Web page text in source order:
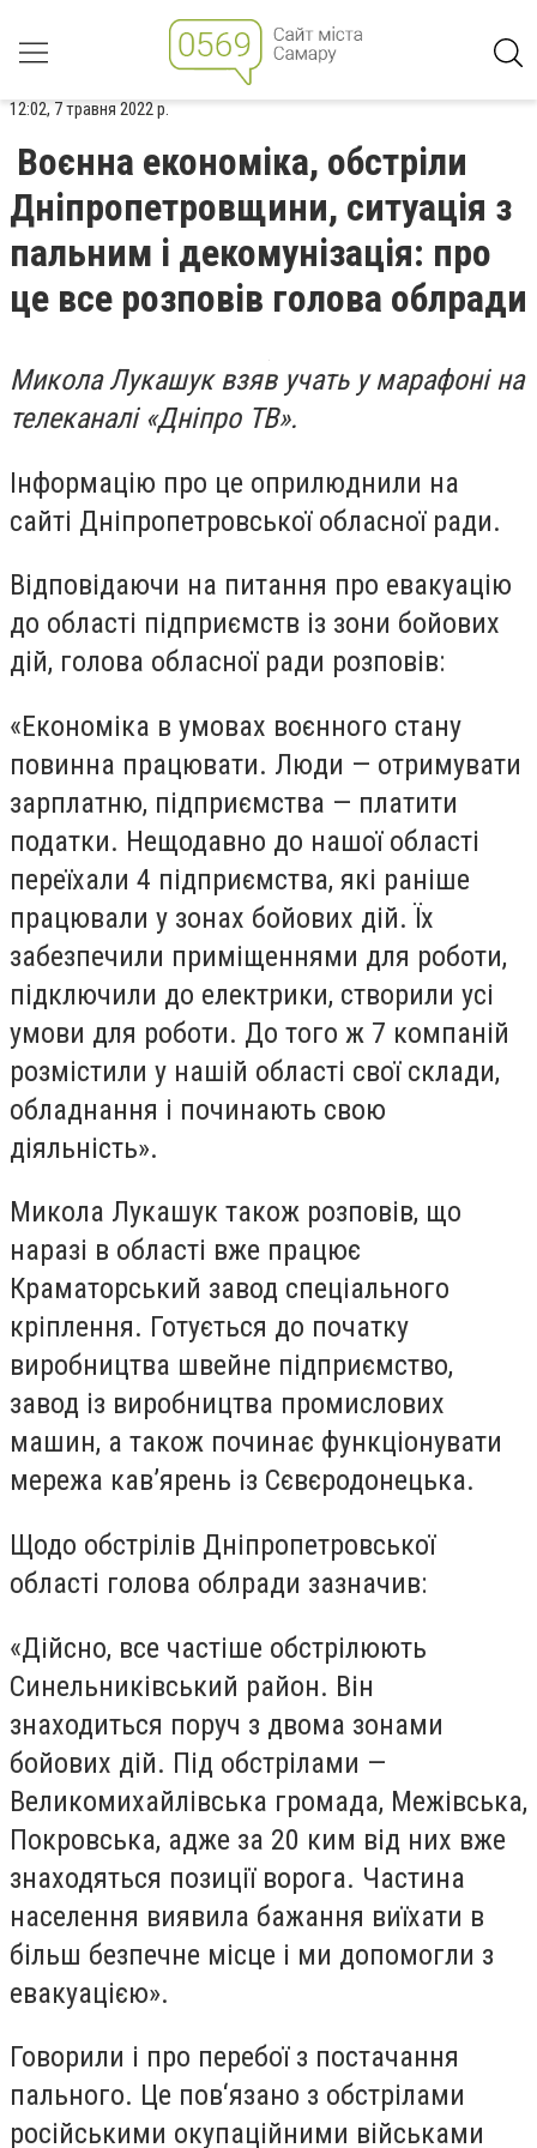
12:02, 7 травня 2022 р.
Воєнна економіка, обстріли
Дніпропетровщини, ситуація з
пальним і декомунізація: про
це все розповів голова облради
Микола Лукашук взяв учать у марафоні на
телеканалі «Дніпро ТВ».
Інформацію про це оприлюднили на
сайті Дніпропетровської обласної ради.
Відповідаючи на питання про евакуацію
до області підприємств із зони бойових
дій, голова обласної ради розповів:
«Економіка в умовах воєнного стану
повинна працювати. Люди — отримувати
зарплатню, підприємства — платити
податки. Нещодавно до нашої області
переїхали 4 підприємства, які раніше
працювали у зонах бойових дій. Їх
забезпечили приміщеннями для роботи,
підключили до електрики, створили усі
умови для роботи. До того ж 7 компаній
розмістили у нашій області свої склади,
обладнання і починають свою
діяльність».
Микола Лукашук також розповів, що
наразі в області вже працює
Краматорський завод спеціального
кріплення. Готується до початку
виробництва швейне підприємство,
завод із виробництва промислових
машин, а також починає функціонувати
мережа кав’ярень із Сєвєродонецька.
Щодо обстрілів Дніпропетровської
області голова облради зазначив:
«Дійсно, все частіше обстрілюють
Синельниківський район. Він
знаходиться поруч з двома зонами
бойових дій. Під обстрілами —
Великомихайлівська громада, Межівська,
Покровська, адже за 20 ким від них вже
знаходяться позиції ворога. Частина
населення виявила бажання виїхати в
більш безпечне місце і ми допомогли з
евакуацією».
Говорили і про перебої з постачання
пального. Це пов‘язано з обстрілами
російськими окупаційними військами